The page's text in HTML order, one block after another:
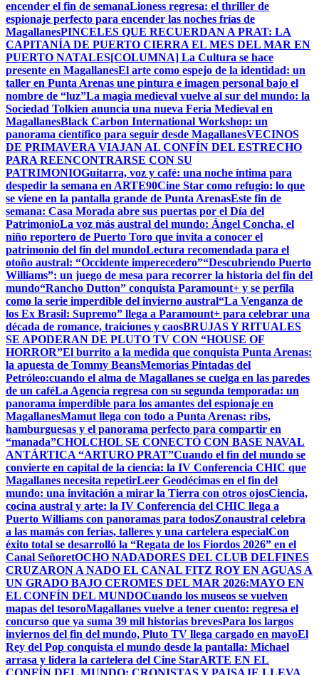
encender el fin de semanaLioness regresa: el thriller de
espionaje perfecto para encender las noches frías de
MagallanesPINCELES QUE RECUERDAN A PRAT: LA
CAPITANÍA DE PUERTO CIERRA EL MES DEL MAR EN
PUERTO NATALES[COLUMNA] La Cultura se hace
presente en MagallanesEl arte como espejo de la identidad: un
taller en Punta Arenas une pintura e imagen personal bajo el
nombre de “luz”La magia medieval vuelve al sur del mundo: la
Sociedad Tolkien anuncia una nueva Feria Medieval en
MagallanesBlack Carbon International Workshop: un
panorama científico para seguir desde MagallanesVECINOS
DE PRIMAVERA VIAJAN AL CONFÍN DEL ESTRECHO
PARA REENCONTRARSE CON SU
PATRIMONIOGuitarra, voz y café: una noche íntima para
despedir la semana en ARTE90Cine Star como refugio: lo que
se viene en la pantalla grande de Punta ArenasEste fin de
semana: Casa Morada abre sus puertas por el Día del
PatrimonioLa voz más austral del mundo: Ángel Concha, el
niño reportero de Puerto Toro que invita a conocer el
patrimonio del fin del mundoLectura recomendada para el
otoño austral: “Occidente imperecedero”“Descubriendo Puerto
Williams”: un juego de mesa para recorrer la historia del fin del
mundo“Rancho Dutton” conquista Paramount+ y se perfila
como la serie imperdible del invierno austral“La Venganza de
los Ex Brasil: Supremo” llega a Paramount+ para celebrar una
década de romance, traiciones y caosBRUJAS Y RITUALES
SE APODERAN DE PLUTO TV CON “HOUSE OF
HORROR”El burrito a la medida que conquista Punta Arenas:
la apuesta de Tommy BeansMemorias Pintadas del
Petróleo:cuando el alma de Magallanes se cuelga en las paredes
de un caféLa Agencia regresa con su segunda temporada: un
panorama imperdible para los amantes del espionaje en
MagallanesMamut llega con todo a Punta Arenas: ribs,
hamburguesas y el panorama perfecto para compartir en
“manada”CHOLCHOL SE CONECTÓ CON BASE NAVAL
ANTÁRTICA “ARTURO PRAT”Cuando el fin del mundo se
convierte en capital de la ciencia: la IV Conferencia CHIC que
Magallanes necesita repetirLeer Geodécimas en el fin del
mundo: una invitación a mirar la Tierra con otros ojosCiencia,
cocina austral y arte: la IV Conferencia del CHIC llega a
Puerto Williams con panoramas para todosZonaustral celebra
a las mamás con ferias, talleres y una cartelera especialCon
éxito total se desarrolló la “Regata de los Fiordos 2026” en el
Canal SeñoretOCHO NADADORES DEL CLUB DELFINES
CRUZARON A NADO EL CANAL FITZ ROY EN AGUAS A
UN GRADO BAJO CEROMES DEL MAR 2026:MAYO EN
EL CONFÍN DEL MUNDOCuando los museos se vuelven
mapas del tesoroMagallanes vuelve a tener cuento: regresa el
concurso que ya suma 39 mil historias brevesPara los largos
inviernos del fin del mundo, Pluto TV llega cargado en mayoEl
Rey del Pop conquista el mundo desde la pantalla: Michael
arrasa y lidera la cartelera del Cine StarARTE EN EL
CONFÍN DEL MUNDO: CRONISTAS Y PAISAJE LLEVA